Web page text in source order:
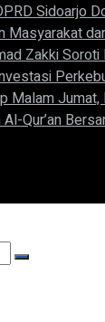
Sidoarjo
Masyarakat
Zakki
Malam
Qur’an